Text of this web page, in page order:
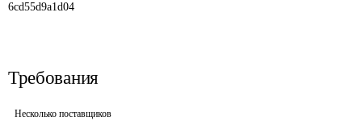
6cd55d9a1d04
Требования
Несколько поставщиков